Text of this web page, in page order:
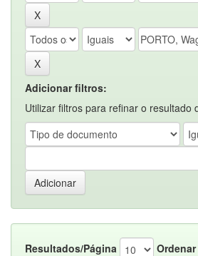
Adicionar filtros:
Utilizar filtros para refinar o resultado
Resultados/Página